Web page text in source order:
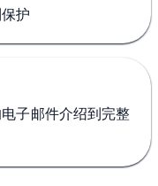
护
子邮件介绍到完整